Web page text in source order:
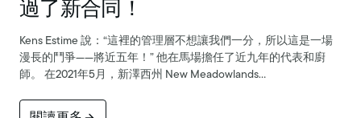
過了新合同！
Kens Estime 說：“這裡的管理層不想讓我們一分，所以這是一場
漫長的鬥爭——將近五年！” 他在馬場擔任了近九年的代表和廚
師。 在2021年5月，新澤西州 New Meadowlands…